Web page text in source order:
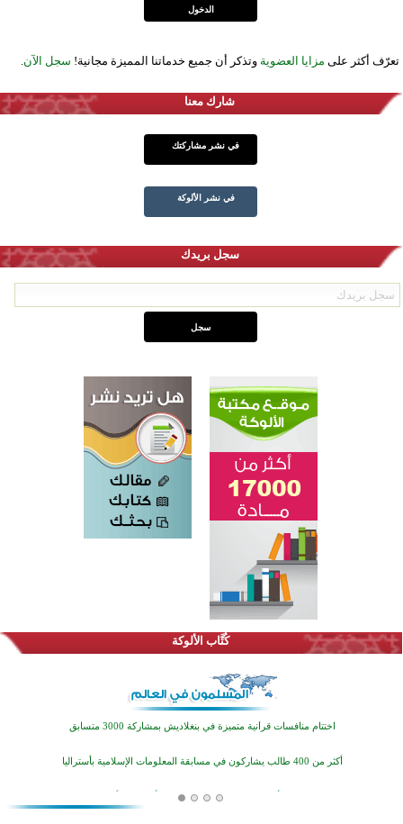
تعرّف أكثر على مزايا العضوية وتذكر أن جميع خدماتنا المميزة مجانية! سجل الآن.
شارك معنا
في نشر مشاركتك
في نشر الألوكة
سجل بريدك
كُتَّاب الألوكة
اختتام الدورة التاسعة لمسابقة حفظ وتلاوة القرآن الكريم في أزناكاييف
تيسليتش تختتم برنامجا تعليميا لتعزيز القيم وبناء الشخصية للشباب المسلمين
اختتام منافسات قرآنية متميزة في بنغلاديش بمشاركة 3000 متسابق
أكثر من 400 طالب يشاركون في مسابقة المعلومات الإسلامية بأستراليا
افتتاح تاريخي لأول مسجد في بلييفليا بالجبل الأسود منذ أكثر من قرن